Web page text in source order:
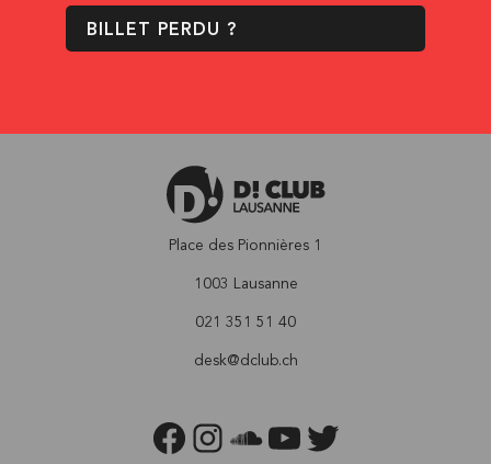
BILLET PERDU ?
Place des Pionnières 1
1003 Lausanne
021 351 51 40
desk@dclub.ch
FACEBOOKINSTAGRAM
SOUNDCLOUD
YOUTUBETWITTER